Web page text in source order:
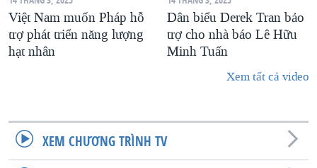
Việt Nam muốn Pháp hỗ
trợ phát triển năng lượng
hạt nhân
Dân biểu Derek Tran bảo
trợ cho nhà báo Lê Hữu
Minh Tuấn
Xem tất cả video
XEM CHƯƠNG TRÌNH TV